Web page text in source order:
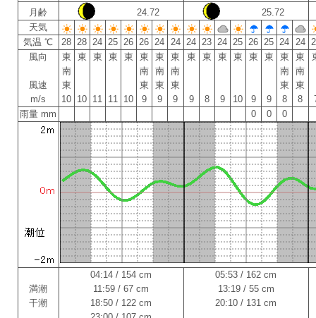
月齢
24.72
25.72
天気
気温 ℃
28 28 24 25 26 26 24 24 24 23 24 25 26 25 24 24
風向
風速
m/s
東
南
東
10
東
10
東
11
東
11
東
10
東
南
東
9
東
南
東
9
東
南
東
9
東
9
東
8
東
9
東
10
東
9
東
9
東
南
東
8
東
南
東
8
雨量 mm
0 0 0
満潮
干潮
04:14 / 154 cm
11:59 / 67 cm
18:50 / 122 cm
05:53 / 162 cm
13:19 / 55 cm
20:10 / 131 cm